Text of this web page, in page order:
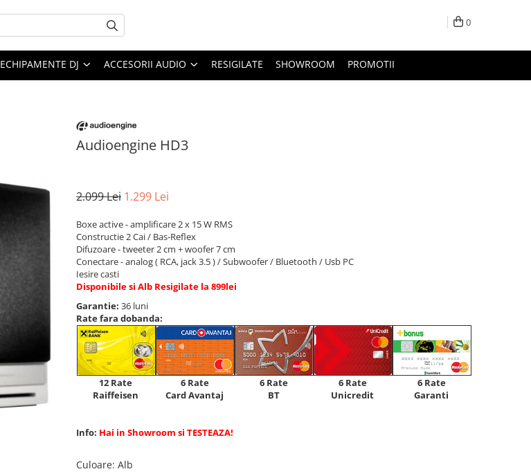
0
ECHIPAMENTE DJ ACCESORII AUDIO RESIGILATE SHOWROOM PROMOTII
Audioengine HD3
2.099 Lei 1.299 Lei
Boxe active - amplificare 2 x 15 W RMS
Constructie 2 Cai / Bas-Reflex
Difuzoare - tweeter 2 cm + woofer 7 cm
Conectare - analog ( RCA, jack 3.5 ) / Subwoofer / Bluetooth / Usb PC
Iesire casti
Disponibile si Alb Resigilate la 899lei
Garantie: 36 luni
Rate fara dobanda:
12 Rate
Raiffeisen
6 Rate
Card Avantaj
6 Rate
BT
6 Rate
Unicredit
6 Rate
Garanti
Info: Hai in Showroom si TESTEAZA!
Culoare: Alb